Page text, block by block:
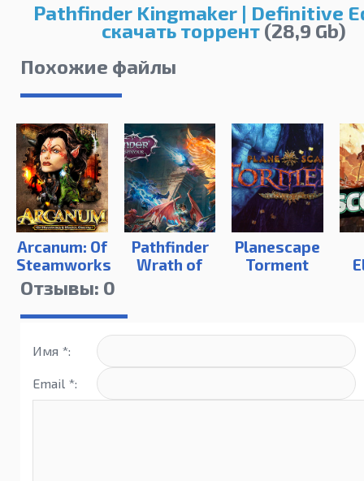
Pathfinder Kingmaker | Definitive
скачать торрент(28,9 Gb)
Похожие файлы
Arcanum: Of
Steamworks
and Magick
Obscura
Pathfinder
Wrath of
Planescape
Torment
Отзывы: 0
Имя *:
Email *: